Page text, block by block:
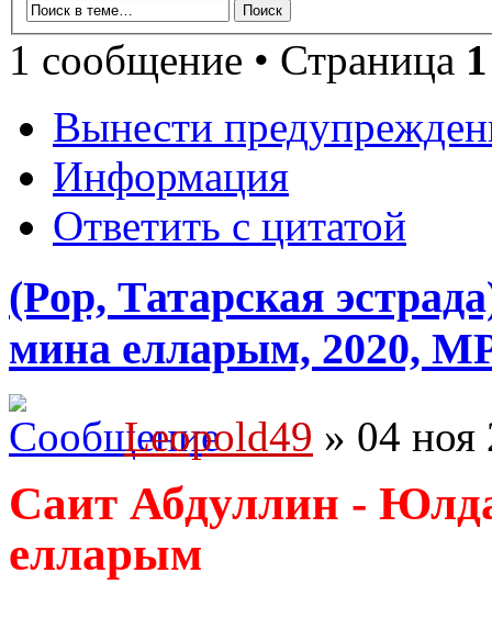
1 сообщение • Страница 1
Вынести
Информация
Ответить с цитатой
(Pop, Татарская
мина елларым, 2020,
Leopold49 » 04 ноя
Саит Абдуллин -
елларым